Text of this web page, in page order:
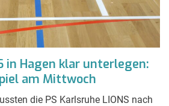
in Hagen klar unterlegen:
am Mittwoch
die PS Karlsruhe LIONS nach